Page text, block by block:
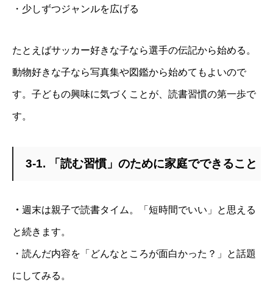
・少しずつジャンルを広げる
たとえばサッカー好きな子なら選手の伝記から始める。
動物好きな子なら写真集や図鑑から始めてもよいので
す。子どもの興味に気づくことが、読書習慣の第一歩で
す。
3-1. 「読む習慣」のために家庭でできること
・ 週末は親子で読書タイム。「短時間でいい」と思える
と続きます。
・読んだ内容を「どんなところが面白かった？」と話題
にしてみる。